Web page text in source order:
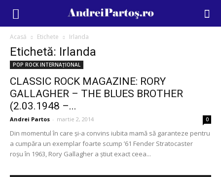
Acasă Etichete Irlanda
Etichetă: Irlanda
POP ROCK INTERNAȚIONAL
CLASSIC ROCK MAGAZINE: RORY
GALLAGHER – THE BLUES BROTHER
(2.03.1948 –...
Andrei Partos - martie 2, 2014 0
Din momentul în care şi-a convins iubita mamă să garanteze pentru
a cumpăra un exemplar foarte scump ’61 Fender Stratocaster
roşu în 1963, Rory Gallagher a ştiut exact ceea...